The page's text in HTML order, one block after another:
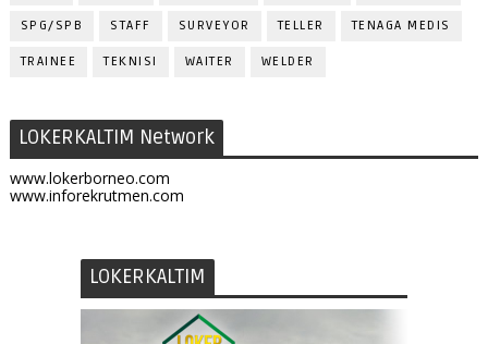
SPG/SPB STAFF SURVEYOR TELLER TENAGA MEDIS
TRAINEE TEKNISI WAITER WELDER
LOKERKALTIM Network
www.lokerborneo.com
www.inforekrutmen.com
LOKERKALTIM